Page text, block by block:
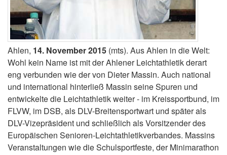
Ahlen, 14. November 2015 (mts). Aus Ahlen in die Welt:
Wohl kein Name ist mit der Ahlener Leichtathletik derart
eng verbunden wie der von Dieter Massin. Auch national
und international hinterließ Massin seine Spuren und
entwickelte die Leichtathletik weiter - im Kreissportbund, im
FLVW, im DSB, als DLV-Breitensportwart und später als
DLV-Vizepräsident und schließlich als Vorsitzender des
Europäischen Senioren-Leichtathletikverbandes. Massins
Veranstaltungen wie die Schulsportfeste, der Minimarathon